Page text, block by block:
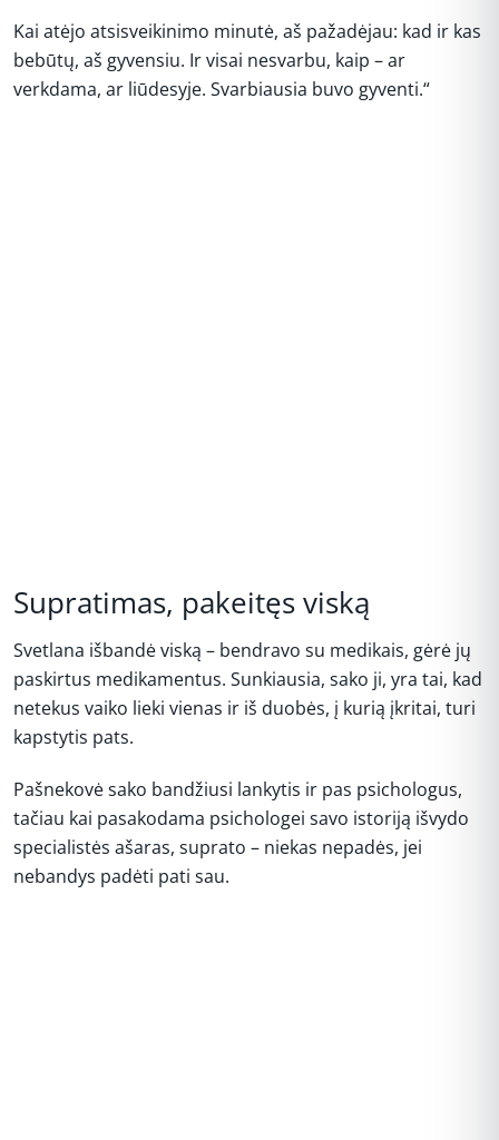
Kai atėjo atsisveikinimo minutė, aš pažadėjau: kad ir kas
bebūtų, aš gyvensiu. Ir visai nesvarbu, kaip – ar
verkdama, ar liūdesyje. Svarbiausia buvo gyventi.“
Supratimas, pakeitęs viską
Svetlana išbandė viską – bendravo su medikais, gėrė jų
paskirtus medikamentus. Sunkiausia, sako ji, yra tai, kad
netekus vaiko lieki vienas ir iš duobės, į kurią įkritai, turi
kapstytis pats.
Pašnekovė sako bandžiusi lankytis ir pas psichologus,
tačiau kai pasakodama psichologei savo istoriją išvydo
specialistės ašaras, suprato – niekas nepadės, jei
nebandys padėti pati sau.